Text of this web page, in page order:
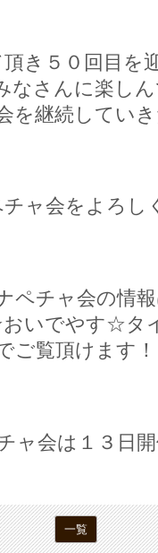
き５０回目を
なさんに楽し
を継続してい
ャ会をよろし
ペチャ会の情
いでやす☆タ
ご覧頂けます！
ャ会は１３日
一覧